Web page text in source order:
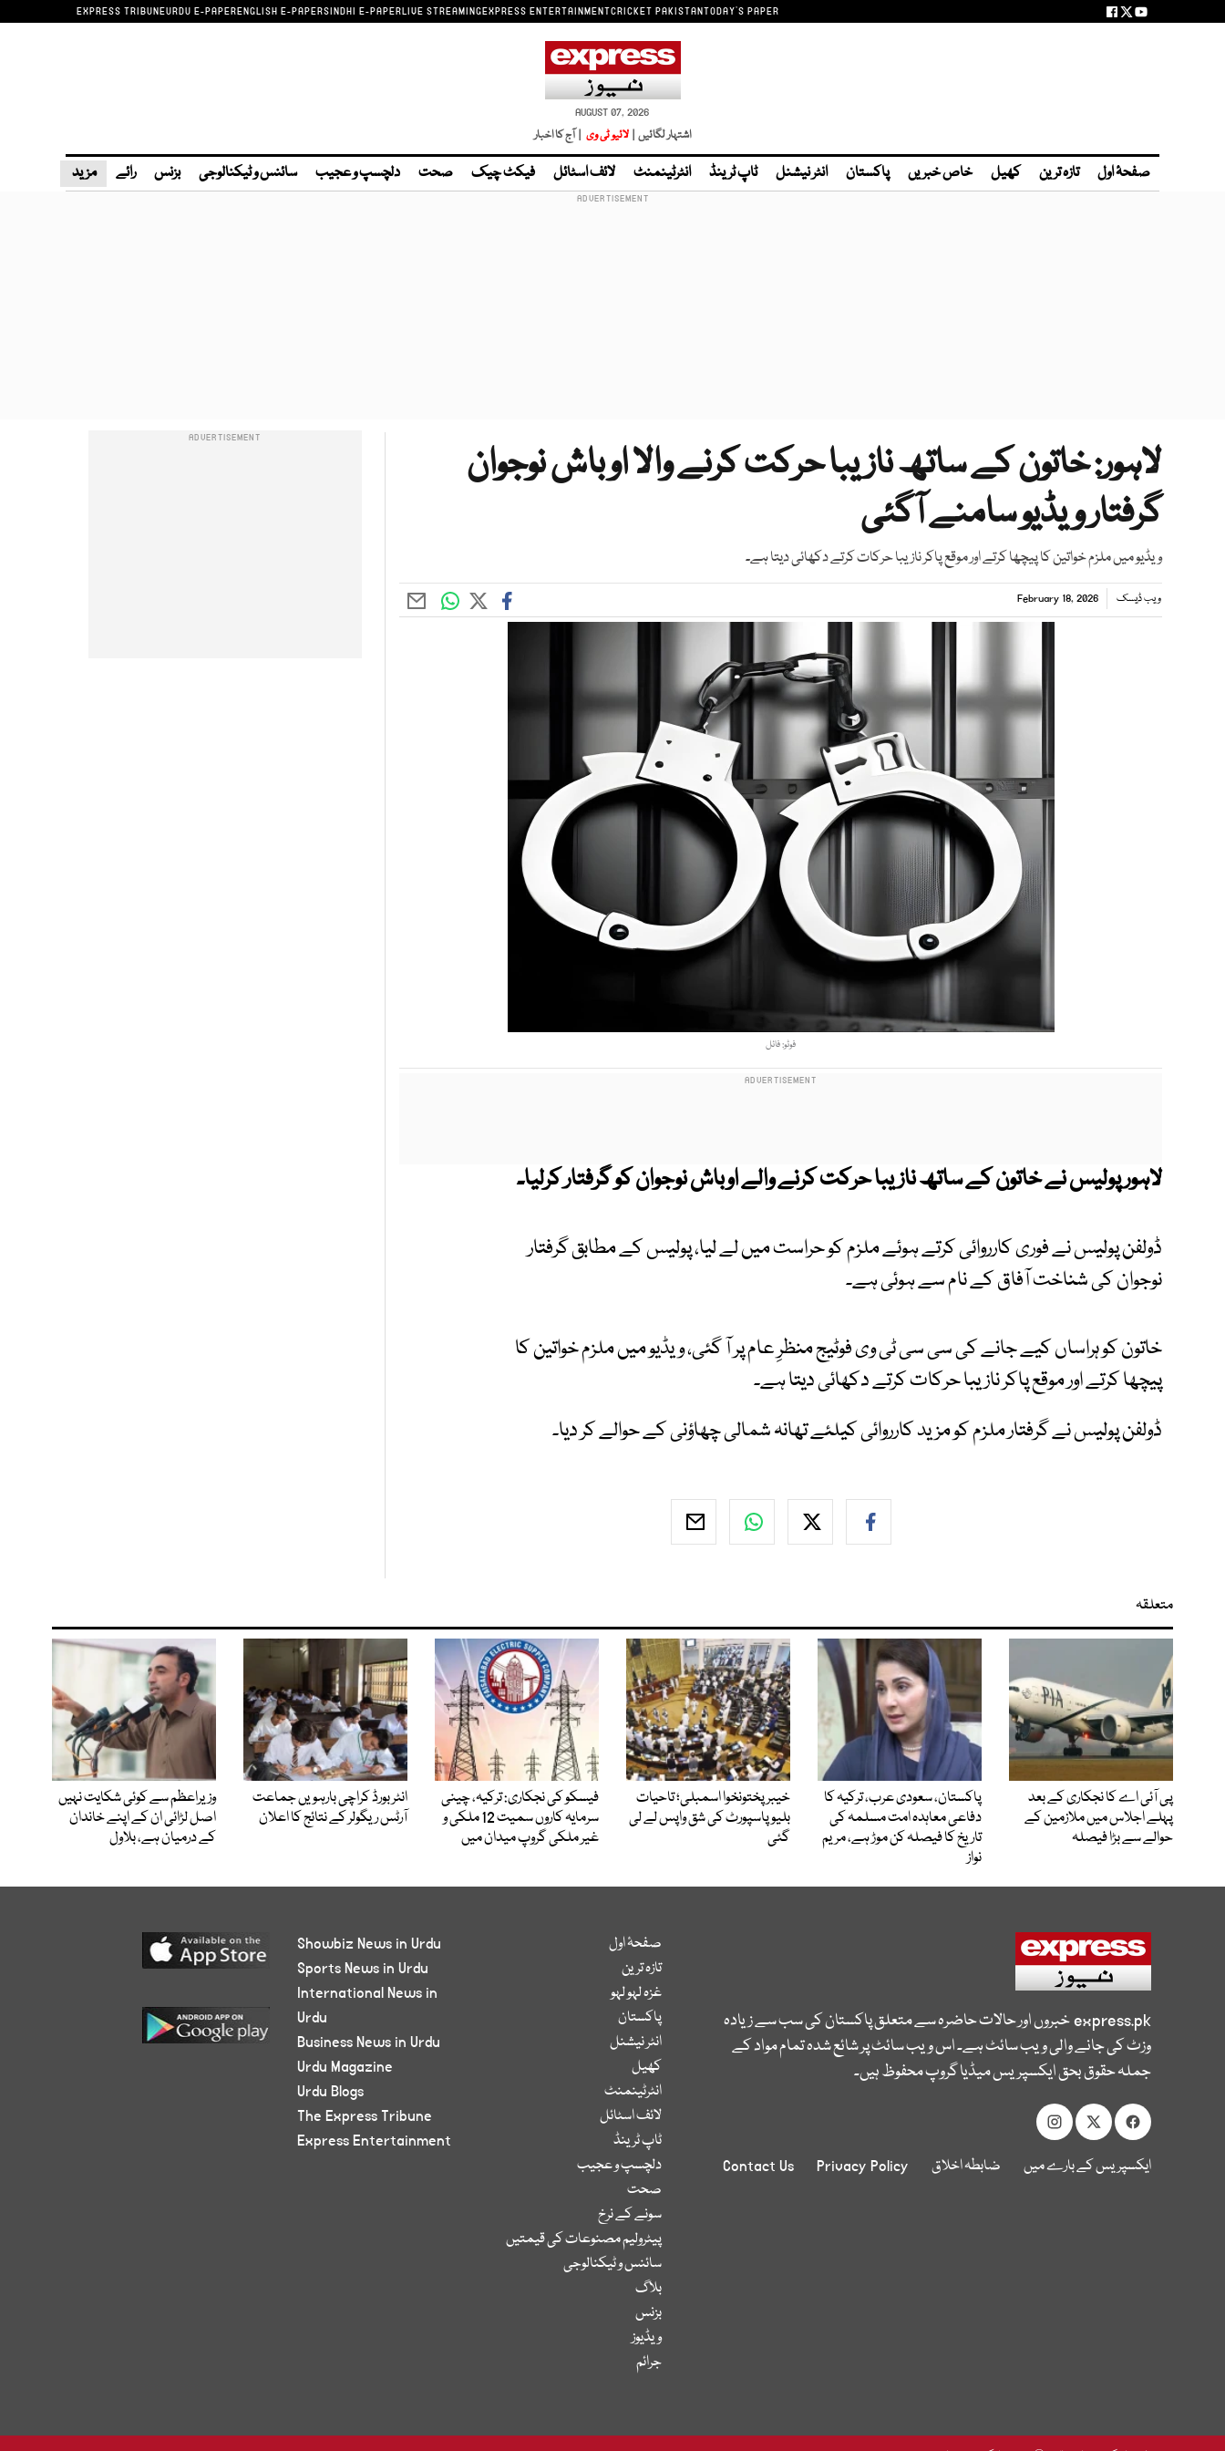
EXPRESS TRIBUNEURDU E-PAPERENGLISH E-PAPERSINDHI E-PAPERLIVE STREAMINGEXPRESS ENTERTAINMENTCRICKET PAKISTANTODAY'S PAPER
AUGUST 07, 2026
اشتہار لگائیں | لائیو ٹی وی | آج کا اخبار
صفحۂ اول تازہ ترین کھیل خاص خبریں پاکستان انٹر نیشنل ٹاپ ٹرینڈ انٹرٹینمنٹ لائف اسٹائل فیکٹ چیک صحت دلچسپ و عجیب سائنس و ٹیکنالوجی بزنس رائے مزید
لاہور: خاتون کے ساتھ نازیبا حرکت کرنے والا اوباش نوجوان
گرفتار ویڈیو سامنے آگئی
ویڈیو میں ملزم خواتین کا پیچھا کرتے اور موقع پاکر نازیبا حرکات کرتے دکھائی دیتا ہے۔
ویب ڈیسک February 18, 2026
فوٹو: فائل
لاہور پولیس نے خاتون کے ساتھ نازیبا حرکت کرنے والے اوباش نوجوان کو گرفتار کرلیا۔
ڈولفن پولیس نے فوری کارروائی کرتے ہوئے ملزم کو حراست میں لے لیا، پولیس کے مطابق گرفتار
نوجوان کی شناخت آفاق کے نام سے ہوئی ہے۔
خاتون کو ہراساں کیے جانے کی سی سی ٹی وی فوٹیج منظرِ عام پر آ گئی، ویڈیو میں ملزم خواتین کا
پیچھا کرتے اور موقع پاکر نازیبا حرکات کرتے دکھائی دیتا ہے۔
ڈولفن پولیس نے گرفتار ملزم کو مزید کارروائی کیلئے تھانہ شمالی چھاؤنی کے حوالے کر دیا۔
متعلقہ
پی آئی اے کا نجکاری کے بعد
پہلے اجلاس میں ملازمین کے
حوالے سے بڑا فیصلہ
پاکستان، سعودی عرب، ترکیہ کا
دفاعی معاہدہ امت مسلمہ کی
تاریخ کا فیصلہ کن موڑ ہے، مریم
نواز
خیبرپختونخوا اسمبلی؛ تاحیات
بلیو پاسپورٹ کی شق واپس لے لی
گئی
فیسکو کی نجکاری: ترکیہ، چینی
سرمایہ کاروں سمیت 12 ملکی و
غیر ملکی گروپ میدان میں
انٹر بورڈ کراچی بارہویں جماعت
آرٹس ریگولر کے نتائج کا اعلان
وزیراعظم سے کوئی شکایت نہیں
اصل لڑائی ان کے اپنے خاندان
کے درمیان ہے، بلاول
express.pkخبروں اور حالات حاضرہ سے متعلق پاکستان کی سب سے زیادہ
وزٹ کی جانے والی ویب سائٹ ہے۔ اس ویب سائٹ پر شائع شدہ تمام مواد کے
جملہ حقوق بحق ایکسپریس میڈیا گروپ محفوظ ہیں۔
ایکسپریس کے بارے میں ضابطہ اخلاق Privacy Policy
Contact Us
صفحۂ اول
تازہ ترین
غزہ لہو لہو
پاکستان
انٹر نیشنل
کھیل
انٹرٹینمنٹ
لائف اسٹائل
ٹاپ ٹرینڈ
دلچسپ و عجیب
صحت
سونے کے نرخ
پیٹرولیم مصنوعات کی قیمتیں
سائنس و ٹیکنالوجی
بلاگ
بزنس
ویڈیوز
جرائم
Showbiz News in Urdu
Sports News in Urdu
International News in
Urdu
Business News in Urdu
Urdu Magazine
Urdu Blogs
The Express Tribune
Express Entertainment